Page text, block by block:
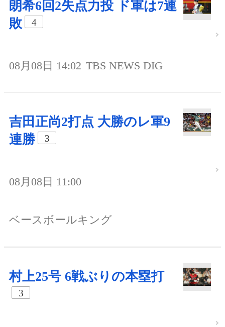
朗希6回2失点力投 ド軍は7連
敗
4
08月08日 14:02 TBS NEWS DIG
吉田正尚2打点 大勝のレ軍9
連勝
3
08月08日 11:00
ベースボールキング
村上25号 6戦ぶりの本塁打
3